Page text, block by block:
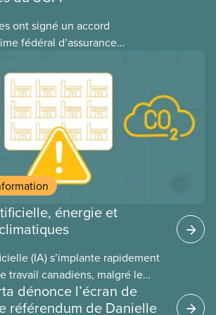
ont signé un accord
fédéral d’assurance
sur l’incidence que ce
sur leurs avantages
énergie et
(IA) s’implante rapidement
travail canadiens, malgré le
règlements pour l’encadrer et
Le présent document
dénonce l’écran de
référendum de Danielle